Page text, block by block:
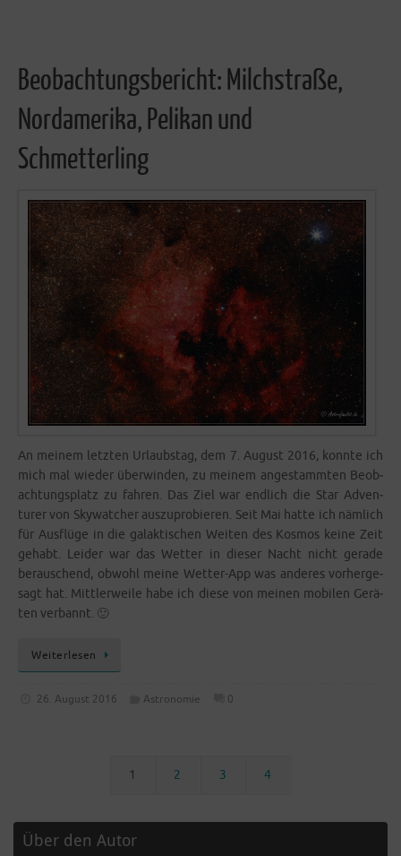
Beobachtungsbericht: Milchstraße,
Nordamerika, Pelikan und
Schmetterling
An mei­nem letz­ten Urlaubs­tag, dem 7. August 2016, konn­te ich
mich mal wie­der über­win­den, zu mei­nem ange­stamm­ten Beob­
ach­tungs­platz zu fah­ren. Das Ziel war end­lich die Star Adven­
turer von Sky­wat­cher aus­zu­pro­bie­ren. Seit Mai hat­te ich näm­lich
für Aus­flü­ge in die galak­ti­schen Wei­ten des Kos­mos kei­ne Zeit
gehabt. Lei­der war das Wet­ter in die­ser Nacht nicht gera­de
berau­schend, obwohl mei­ne Wet­­ter-App was ande­res vor­her­ge­
sagt hat. Mitt­ler­wei­le habe ich die­se von mei­nen mobi­len Gerä­
ten verbannt. 🙂
Wei­ter­le­sen
26. August 2016 Astronomie 0
1 2 3 4
Über den Autor